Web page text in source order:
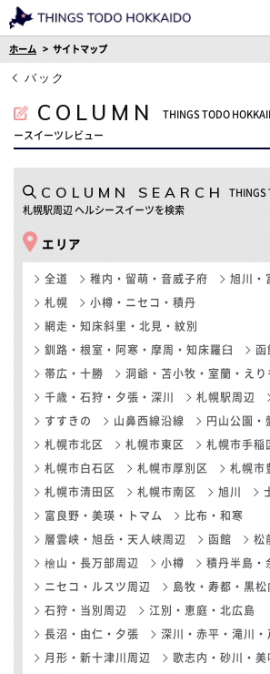
ホーム サイトマップ
バック
COLUMN THINGS TODO
ースイーツレビュー
COLUMN SEARCH
THINGS
札幌駅周辺 ヘルシースイーツを検索
エリア
全道 稚内・留萌・音威子府 旭川・
札幌 小樽・ニセコ・積丹
網走・知床斜里・北見・紋別
釧路・根室・阿寒・摩周・知床羅臼 函
帯広・十勝 洞爺・苫小牧・室蘭・えり
千歳・石狩・夕張・深川 札幌駅周辺
すすきの 山鼻西線沿線 円山公園・
札幌市北区 札幌市東区 札幌市手稲
札幌市白石区 札幌市厚別区 札幌市
札幌市清田区 札幌市南区 旭川
富良野・美瑛・トマム 比布・和寒
層雲峡・旭岳・天人峡周辺 函館 松
檜山・長万部周辺 小樽 積丹半島・
ニセコ・ルスツ周辺 島牧・寿都・黒松
石狩・当別周辺 江別・恵庭・北広島
長沼・由仁・夕張 深川・赤平・滝川・
月形・新十津川周辺 歌志内・砂川・美